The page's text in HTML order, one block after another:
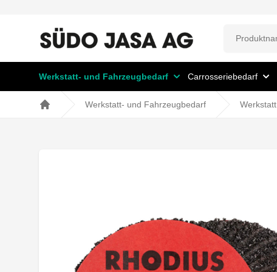
Werkstatt- und Fahrzeugbedarf Carrosseriebedarf
Werkstatt- und Fahrzeugbedarf Werkstatt